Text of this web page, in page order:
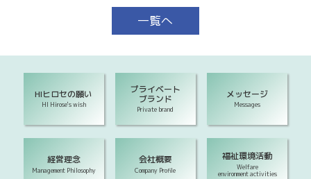
一覧へ
HIヒロセの願い
HI Hirose's wish
プライベート
ブランド
Private brand
メッセージ
Messages
経営理念
Management Philosophy
会社概要
Company Profile
福祉環境活動
Welfare
environment activities